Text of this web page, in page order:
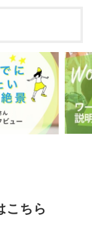
こちら